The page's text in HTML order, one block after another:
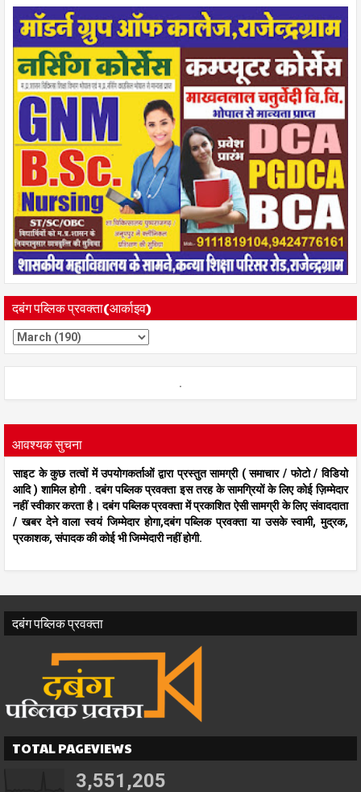
दबंग पब्लिक प्रवक्ता(आर्काइव)
.
आवश्यक सुचना
साइट के कुछ तत्वों में उपयोगकर्ताओं द्वारा प्रस्तुत सामग्री ( समाचार / फोटो / विडियो
आदि ) शामिल होगी . दबंग पब्लिक प्रवक्ता इस तरह के सामग्रियों के लिए कोई ज़िम्मेदार
नहीं स्वीकार करता है। दबंग पब्लिक प्रवक्ता में प्रकाशित ऐसी सामग्री के लिए संवाददाता
/ खबर देने वाला स्वयं जिम्मेदार होगा,दबंग पब्लिक प्रवक्ता या उसके स्वामी, मुद्रक,
प्रकाशक, संपादक की कोई भी जिम्मेदारी नहीं होगी.
दबंग पब्लिक प्रवक्ता
TOTAL PAGEVIEWS
3,551,205